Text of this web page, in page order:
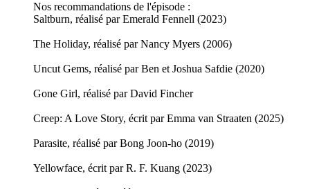
Nos recommandations de l'épisode :
Saltburn, réalisé par Emerald Fennell (2023)
The Holiday, réalisé par Nancy Myers (2006)
Uncut Gems, réalisé par Ben et Joshua Safdie (2020)
Gone Girl, réalisé par David Fincher
Creep: A Love Story, écrit par Emma van Straaten (2025)
Parasite, réalisé par Bong Joon-ho (2019)
Yellowface, écrit par R. F. Kuang (2023)